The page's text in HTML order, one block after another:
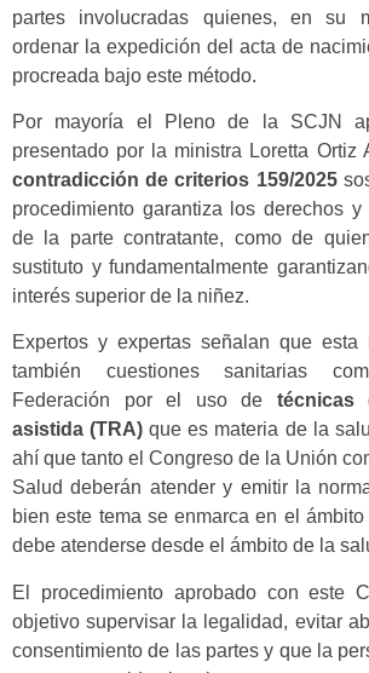
partes involucradas quienes, en su
ordenar la expedición del acta de
procreada bajo este método.
Por mayoría el Pleno de la SCJN
presentado por la ministra Loretta Ortiz
contradicción de criterios 159/2025
procedimiento garantiza los derechos
de la parte contratante, como de
sustituto y fundamentalmente
interés superior de la niñez.
Expertos y expertas señalan que esta
también cuestiones sanitarias
Federación por el uso de técnicas
asistida (TRA) que es materia de la
ahí que tanto el Congreso de la Unión
Salud deberán atender y emitir la
bien este tema se enmarca en el
debe atenderse desde el ámbito de la
El procedimiento aprobado con este
objetivo supervisar la legalidad, evitar
consentimiento de las partes y que la